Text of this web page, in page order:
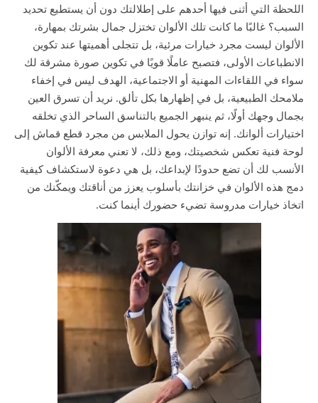
اللحظة التي أثنى فيها أحدهم على إطلالتك دون أن يستطيع تحديد
السبب؟ غالبًا ما كانت تلك الألوان تختزل جمال بشرتك بمهارة،
الألوان ليست مجرد خيارات مرئية، بل تتجلى أهميتها عند تكوين
الانطباعات الأولى، فتصبح عاملًا قويًا في تكوين صورة مشرقة لك
سواء في اللقاءات المهنية أو الاجتماعية، الهدف ليس في إخفاء
ملامحك الطبيعية، بل في إظهارها بكل تألق. نريد أن تسرق العين
بجمال وجهك أولًا، ثم ينبهر الجميع بالتناسق الساحر الذي تخلقه
اختيارات ألوانك. إنه توازن يحول الملابس من مجرد قطع قماش إلى
لوحة فنية تعكس شخصيتك، ومع ذلك، لا تعني معرفة الألوان
الأنسب لك أن تضع حدودًا لإبداعك، بل هي دعوة لاستكشاف كيفية
دمج هذه الألوان في خزانتك بأسلوب يعزز من أناقتك ويمكّنك من
اتخاذ خيارات مدروسة تضيء حضورك أينما كنت.